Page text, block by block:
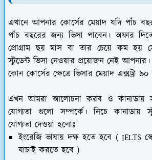
এখানে আপনার কোর্সের মেয়াদ যদি পাঁচ
পাঁচ বছরের জন্য ভিসা পাবেন। অফার
প্রোগ্রাম ছয় মাস বা তার চেয়ে কম হয়
স্টুডেন্ট ভিসা নেওয়ার প্রয়োজন নেই
কোন কোর্সের ক্ষেত্রে ভিসার মেয়াদ এক্সট্রা
এখন আমরা আলোচনা করব ও কানাডায়
যোগ্যতা গুলো সম্পর্কে। নিচে কানাডায়
যোগ্যতা দেওয়া হলোঃ
ইংরেজি ভাষায় দক্ষ হতে হবে ( IELTS
যাচাই করতে হবে )